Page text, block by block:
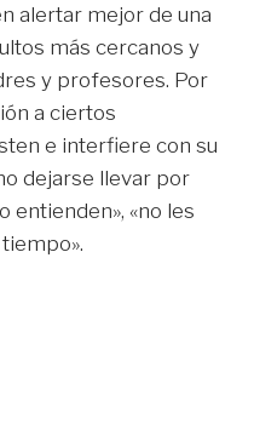
alertar mejor de una
más cercanos y
y profesores. Por
a ciertos
e interfiere con su
dejarse llevar por
entienden», «no les